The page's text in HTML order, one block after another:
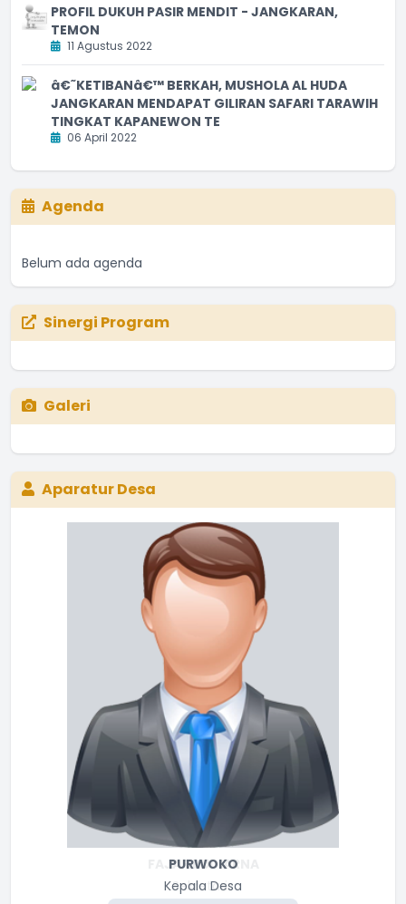
PROFIL DUKUH PASIR MENDIT - JANGKARAN,
TEMON
11 Agustus 2022
â€˜KETIBANâ€™ BERKAH, MUSHOLA AL HUDA
JANGKARAN MENDAPAT GILIRAN SAFARI TARAWIH
TINGKAT KAPANEWON TE
06 April 2022
Agenda
Belum ada agenda
Sinergi Program
Galeri
Aparatur Desa
PURWOKO
Kepala Desa